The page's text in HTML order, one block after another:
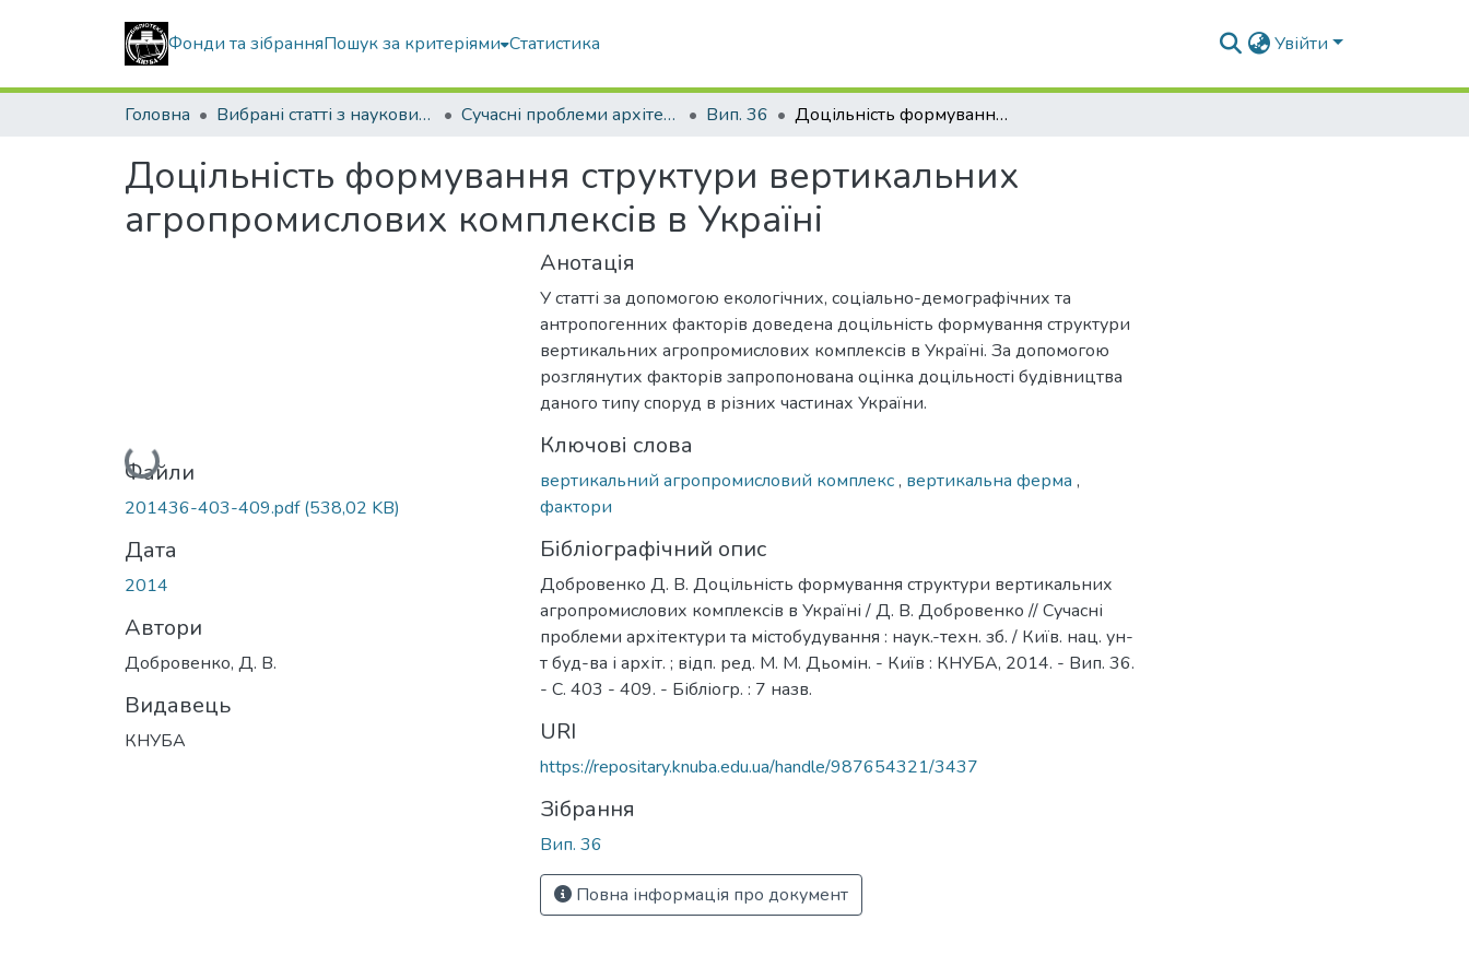
Фонди та зібранняПошук за критеріями Статистика Увійти
Головна Вибрані статті з наукових збірників КНУБА Сучасні проблеми архітектури та містобудування Вип. 36 Доцільність формування структури вертикальних агропромислових комплексів в Україні
Доцільність формування структури вертикальних
агропромислових комплексів в Україні
Вантажиться...
Файли
201436-403-409.pdf(538,02 KB)
Дата
2014
Автори
Добровенко, Д. В.
Видавець
КНУБА
Анотація
У статті за допомогою екологічних, соціально-демографічних та
антропогенних факторів доведена доцільність формування структури
вертикальних агропромислових комплексів в Україні. За допомогою
розглянутих факторів запропонована оцінка доцільності будівництва
даного типу споруд в різних частинах України.
Ключові слова
вертикальний агропромисловий комплекс, вертикальна ферма ,
фактори
Бібліографічний опис
Добровенко Д. В. Доцільність формування структури вертикальних
агропромислових комплексів в Україні / Д. В. Добровенко // Сучасні
проблеми архітектури та містобудування : наук.-техн. зб. / Київ. нац. ун-
т буд-ва і архіт. ; відп. ред. М. М. Дьомін. - Київ : КНУБА, 2014. - Вип. 36.
- С. 403 - 409. - Бібліогр. : 7 назв.
URI
https://repositary.knuba.edu.ua/handle/987654321/3437
Зібрання
Вип. 36
Повна інформація про документ